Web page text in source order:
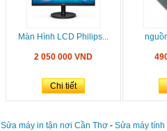
Màn Hình LCD Philips...
2 050 000 VND
Chi tiết
Sửa máy in tận nơi Cần Thơ - Sửa máy